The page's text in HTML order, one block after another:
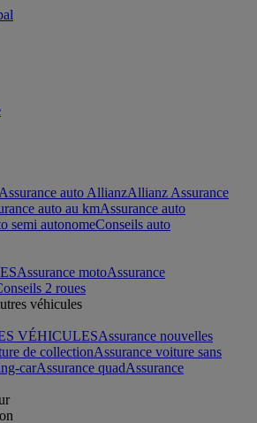
Assurance auto AllianzAllianz Assurance
auto au kmAssurance auto
semi autonomeConseils auto
Assurance motoAssurance
2 roues
VÉHICULESAssurance nouvelles
de collectionAssurance voiture sans
carAssurance quadAssurance